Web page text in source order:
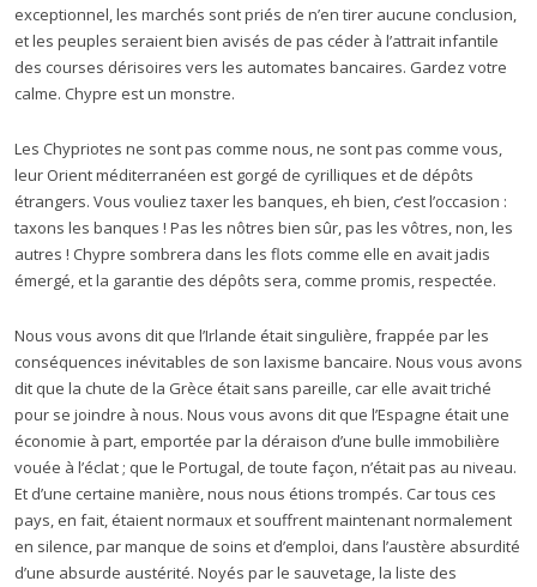
exceptionnel, les marchés sont priés de n’en tirer aucune conclusion,
et les peuples seraient bien avisés de pas céder à l’attrait infantile
des courses dérisoires vers les automates bancaires. Gardez votre
calme. Chypre est un monstre.
Les Chypriotes ne sont pas comme nous, ne sont pas comme vous,
leur Orient méditerranéen est gorgé de cyrilliques et de dépôts
étrangers. Vous vouliez taxer les banques, eh bien, c’est l’occasion :
taxons les banques ! Pas les nôtres bien sûr, pas les vôtres, non, les
autres ! Chypre sombrera dans les flots comme elle en avait jadis
émergé, et la garantie des dépôts sera, comme promis, respectée.
Nous vous avons dit que l’Irlande était singulière, frappée par les
conséquences inévitables de son laxisme bancaire. Nous vous avons
dit que la chute de la Grèce était sans pareille, car elle avait triché
pour se joindre à nous. Nous vous avons dit que l’Espagne était une
économie à part, emportée par la déraison d’une bulle immobilière
vouée à l’éclat ; que le Portugal, de toute façon, n’était pas au niveau.
Et d’une certaine manière, nous nous étions trompés. Car tous ces
pays, en fait, étaient normaux et souffrent maintenant normalement
en silence, par manque de soins et d’emploi, dans l’austère absurdité
d’une absurde austérité. Noyés par le sauvetage, la liste des